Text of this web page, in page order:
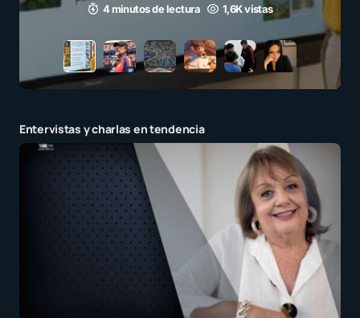
3 minutos de lectura 1,1K vistas
Entervistas y charlas en tendencia